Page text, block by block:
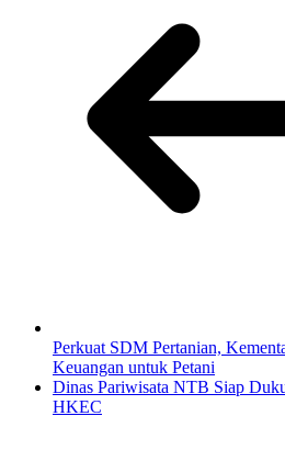
Perkuat SDM Pertanian,
Keuangan untuk Petani
Dinas Pariwisata NTB Siap
HKEC